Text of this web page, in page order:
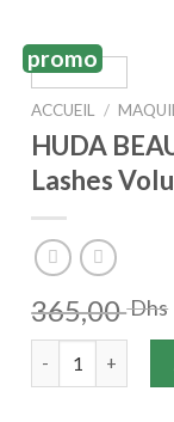
promo
ACCUEIL /
HUDA
Lashes
365,00Dhs